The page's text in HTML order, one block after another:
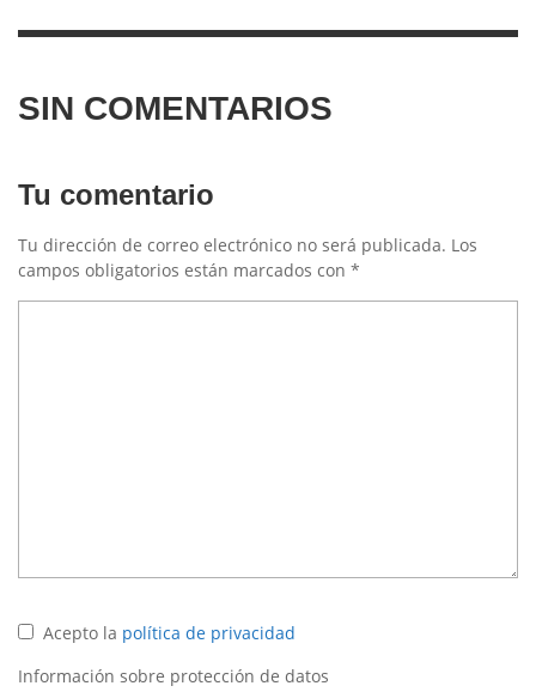
SIN COMENTARIOS
Tu comentario
Tu dirección de correo electrónico no será publicada. Los
campos obligatorios están marcados con *
Acepto la política de privacidad
Información sobre protección de datos